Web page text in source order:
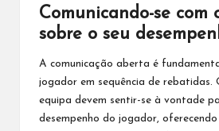
Comunicando-se com
sobre o seu
A comunicação aberta é
jogador em sequência de rebatidas.
equipa devem sentir-se à vontade
desempenho do jogador,